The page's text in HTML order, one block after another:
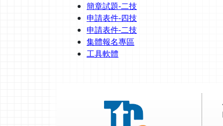
簡章試題-二技
申請表件-四技
申請表件-二技
集體報名專區
工具軟體